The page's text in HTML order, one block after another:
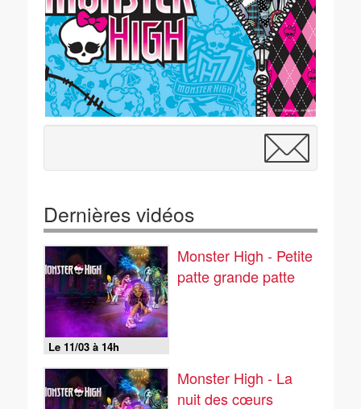
Dernières vidéos
Le 11/03 à 14h
Monster High - Petite
patte grande patte
Monster High - La
nuit des cœurs